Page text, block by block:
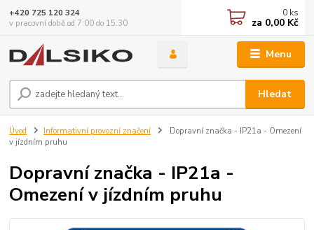
Menu
Hledat
+420 725 120 324
v pracovní době od 7:00 do 15:30
0 ks
za 0,00 Kč
Úvod Informativní provozní značení
Dopravní značka - IP21a - Omezení
v jízdním pruhu
Dopravní značka - IP21a -
Omezení v jízdním pruhu